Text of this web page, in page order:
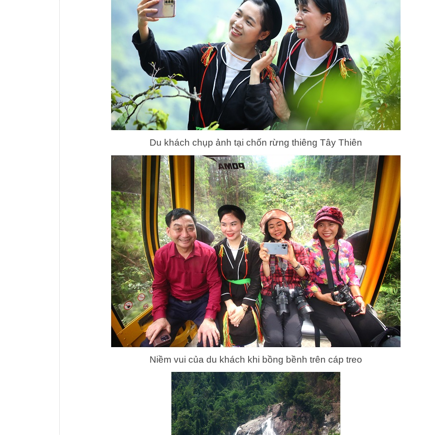
Du khách chụp ảnh tại chốn rừng thiêng Tây Thiên
Niềm vui của du khách khi bồng bềnh trên cáp treo